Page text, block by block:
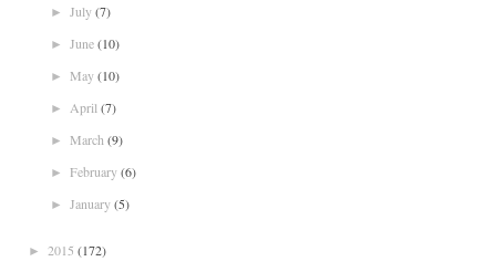
► July(7)
► June(10)
► May(10)
► April (7)
► March (9)
► February(6)
► January(5)
► 2015 (172)